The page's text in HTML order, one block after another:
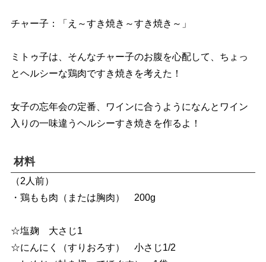
チャー子：「え～すき焼き～すき焼き～」
ミトゥ子は、そんなチャー子のお腹を心配して、ちょっ
とヘルシーな鶏肉ですき焼きを考えた！
女子の忘年会の定番、ワインに合うようになんとワイン
入りの一味違うヘルシーすき焼きを作るよ！
材料
（2人前）
・鶏もも肉（または胸肉） 200g
☆塩麹 大さじ1
☆にんにく（すりおろす） 小さじ1/2